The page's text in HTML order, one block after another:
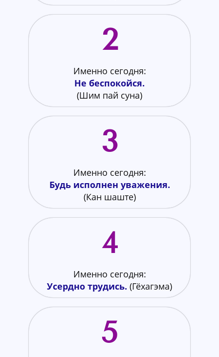
2
Именно сегодня:
Не беспокойся.
(Шим пай суна)
3​
Именно сегодня:
Будь исполнен уважения.
(Кан шаште)
4​
Именно сегодня:
Усердно трудись. (Гёхагэма)
5​